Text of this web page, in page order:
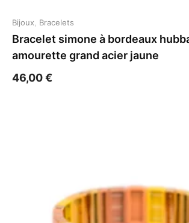
Bijoux Bracelets
Bracelet simone à bordeaux
amourette grand acier jaune
46,00€